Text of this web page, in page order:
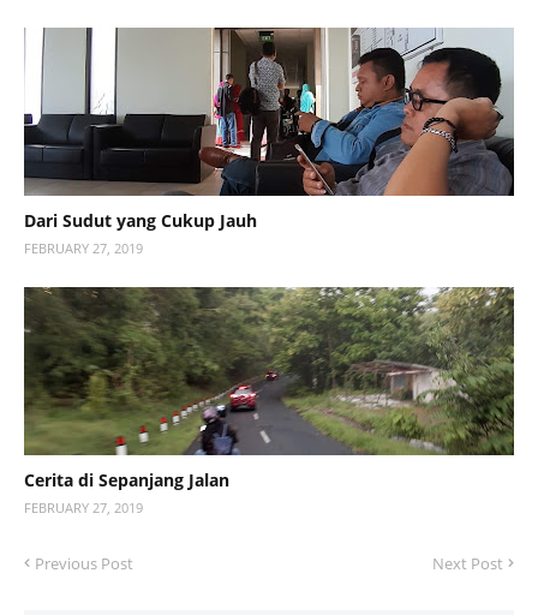
Dari Sudut yang Cukup Jauh
FEBRUARY 27, 2019
Cerita di Sepanjang Jalan
FEBRUARY 27, 2019
Previous Post Next Post